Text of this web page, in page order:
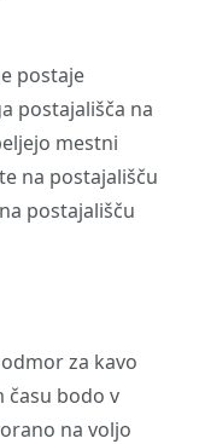
postaje
postajališča na
mestni
na postajališču
postajališču
za kavo
času bodo v
na voljo